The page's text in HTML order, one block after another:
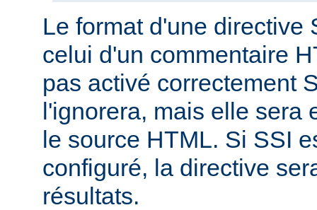
Le format d'une directive
celui d'un commentaire
pas activé correctement
l'ignorera, mais elle sera
le source HTML. Si SSI
configuré, la directive
résultats.